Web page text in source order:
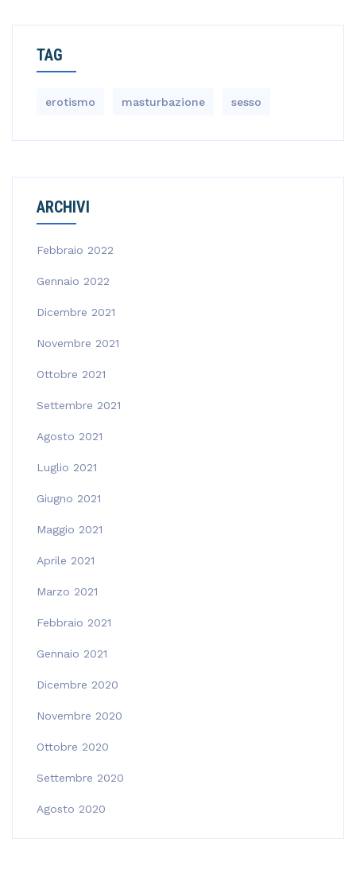
TAG
erotismo masturbazione sesso
ARCHIVI
Febbraio 2022
Gennaio 2022
Dicembre 2021
Novembre 2021
Ottobre 2021
Settembre 2021
Agosto 2021
Luglio 2021
Giugno 2021
Maggio 2021
Aprile 2021
Marzo 2021
Febbraio 2021
Gennaio 2021
Dicembre 2020
Novembre 2020
Ottobre 2020
Settembre 2020
Agosto 2020